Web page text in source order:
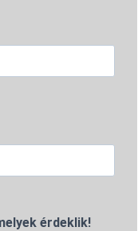
érdeklik!